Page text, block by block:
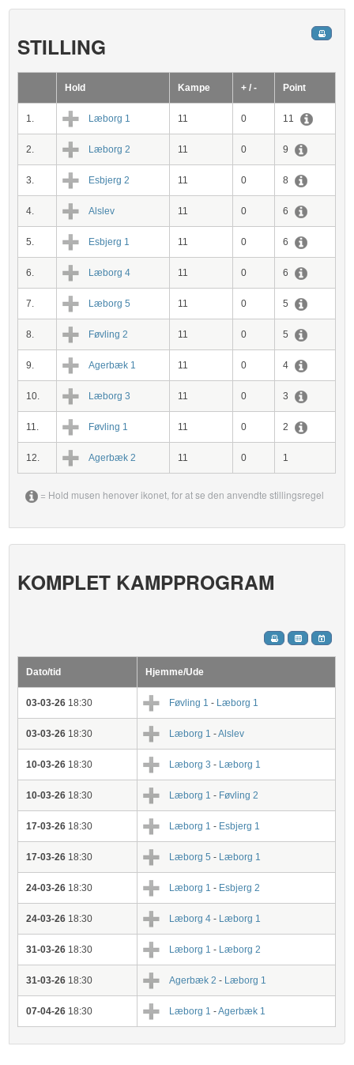
STILLING
Hold Kampe + / - Point
1. Læborg 1 11 0 11
2. Læborg 2 11 0 9
3. Esbjerg 2 11 0 8
4. Alslev 11 0 6
5. Esbjerg 1 11 0 6
6. Læborg 4 11 0 6
7. Læborg 5 11 0 5
8. Føvling 2 11 0 5
9. Agerbæk 1 11 0 4
10. Læborg 3 11 0 3
11. Føvling 1 11 0 2
12. Agerbæk 2 11 0 1
= Hold musen henover ikonet, for at se den anvendte stillingsregel
KOMPLET KAMPPROGRAM
Dato/tid Hjemme/Ude
03-03-26 18:30 Føvling 1 - Læborg 1
03-03-26 18:30 Læborg 1 -Alslev
10-03-26 18:30 Læborg 3 - Læborg 1
10-03-26 18:30 Læborg 1 - Føvling 2
17-03-26 18:30 Læborg 1 - Esbjerg 1
17-03-26 18:30 Læborg 5 - Læborg 1
24-03-26 18:30 Læborg 1 - Esbjerg 2
24-03-26 18:30 Læborg 4 - Læborg 1
31-03-26 18:30 Læborg 1 - Læborg 2
31-03-26 18:30 Agerbæk 2 - Læborg 1
07-04-26 18:30 Læborg 1 -Agerbæk 1